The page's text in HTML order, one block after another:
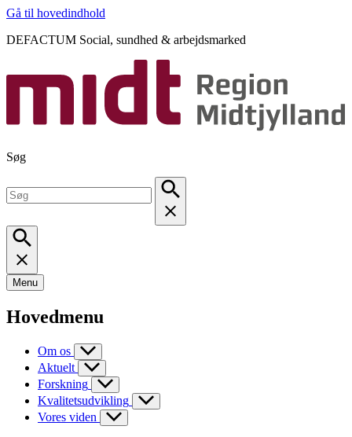
Gå til hovedindhold
DEFACTUM Social, sundhed & arbejdsmarked
Søg
Menu
Hovedmenu
Om os
Aktuelt
Forskning
Kvalitetsudvikling
Vores viden